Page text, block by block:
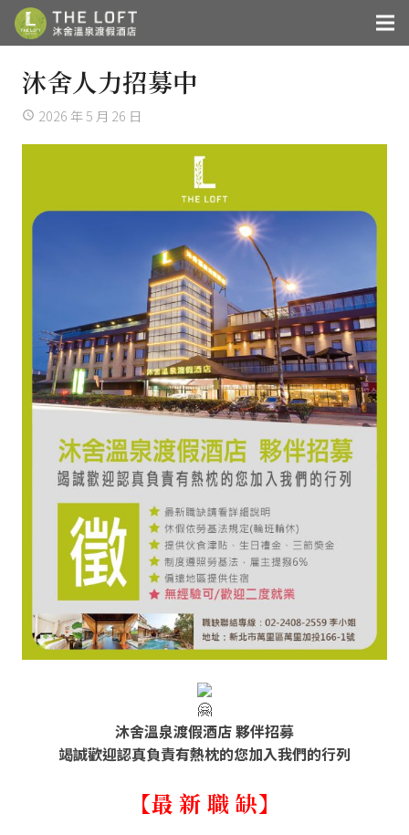
沐舍人力招募中
access_time 2026 年 5 月 26 日
沐舍溫泉渡假酒店 夥伴招募
竭誠歡迎認真負責有熱枕的您加入我們的行列
【最 新 職 缺】